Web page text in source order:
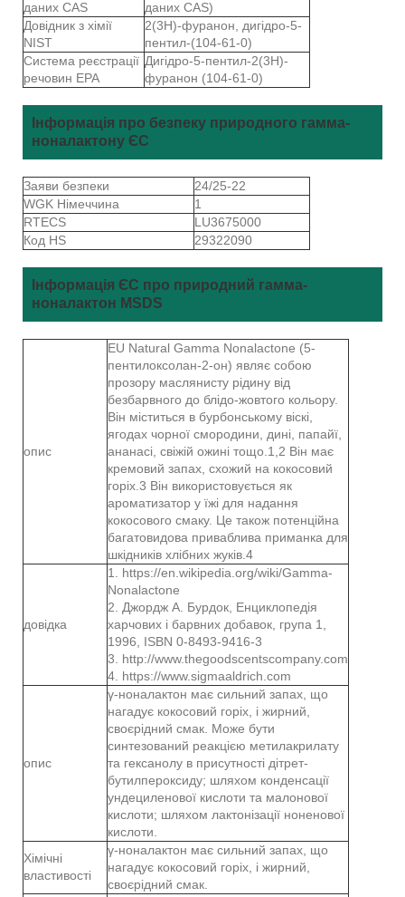
даних CAS
даних CAS)
Довідник з хімії
NIST
2(3Н)-фуранон, дигідро-5-
пентил-(104-61-0)
Система реєстрації
речовин EPA
Дигідро-5-пентил-2(3Н)-
фуранон (104-61-0)
Інформація про безпеку природного гамма-
ноналактону ЄС
Заяви безпеки
24/25-22
WGK Німеччина
1
RTECS
LU3675000
Код HS
29322090
Інформація ЄС про природний гамма-
ноналактон MSDS
опис
EU Natural Gamma Nonalactone (5-
пентилоксолан-2-он) являє собою
прозору маслянисту рідину від
безбарвного до блідо-жовтого кольору.
Він міститься в бурбонському віскі,
ягодах чорної смородини, дині, папайї,
ананасі, свіжій ожині тощо.1,2 Він має
кремовий запах, схожий на кокосовий
горіх.3 Він використовується як
ароматизатор у їжі для надання
кокосового смаку. Це також потенційна
багатовидова приваблива приманка для
шкідників хлібних жуків.4
довідка
1. https://en.wikipedia.org/wiki/Gamma-
Nonalactone
2. Джордж А. Бурдок, Енциклопедія
харчових і барвних добавок, група 1,
1996, ISBN 0-8493-9416-3
3. http://www.thegoodscentscompany.com
4. https://www.sigmaaldrich.com
опис
γ-ноналактон має сильний запах, що
нагадує кокосовий горіх, і жирний,
своєрідний смак. Може бути
синтезований реакцією метилакрилату
та гексанолу в присутності дітрет-
бутилпероксиду; шляхом конденсації
ундециленової кислоти та малонової
кислоти; шляхом лактонізації ноненової
кислоти.
Хімічні
властивості
γ-ноналактон має сильний запах, що
нагадує кокосовий горіх, і жирний,
своєрідний смак.